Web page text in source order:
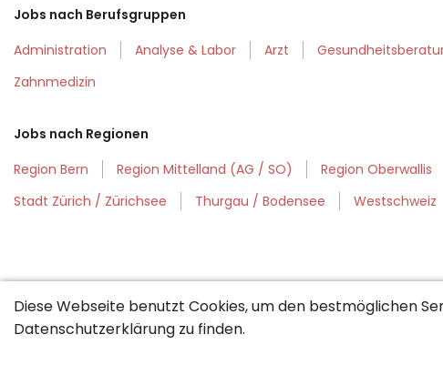
Jobs nach Berufsgruppen
Administration
Analyse & Labor Arzt
Zahnmedizin
Jobs nach Regionen
Region Bern
Region Mittelland (AG / SO) Region Oberwallis
Stadt Zürich / Zürichsee
Thurgau / Bodensee Westschweiz
Diese Webseite benutzt Cookies, um den bestmöglichen
Datenschutzerklärung zu finden.